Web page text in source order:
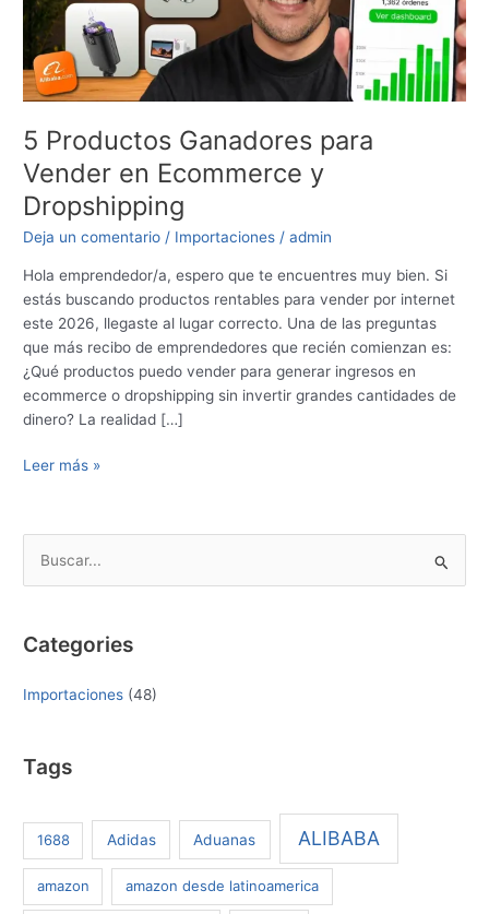
5 Productos Ganadores para
Vender en Ecommerce y
Dropshipping
Deja un comentario / Importaciones /admin
Hola emprendedor/a, espero que te encuentres muy bien. Si
estás buscando productos rentables para vender por internet
este 2026, llegaste al lugar correcto. Una de las preguntas
que más recibo de emprendedores que recién comienzan es:
¿Qué productos puedo vender para generar ingresos en
ecommerce o dropshipping sin invertir grandes cantidades de
dinero? La realidad […]
Ecommerce
Dropshipping
Leer más »
c
o
Categories
Importaciones (48)
Tags
1688 Adidas Aduanas ALIBABA
amazon amazon desde latinoamerica